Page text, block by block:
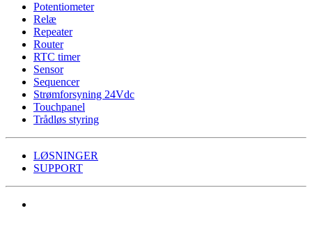
Potentiometer
Relæ
Repeater
Router
RTC timer
Sensor
Sequencer
Strømforsyning 24Vdc
Touchpanel
Trådløs styring
LØSNINGER
SUPPORT